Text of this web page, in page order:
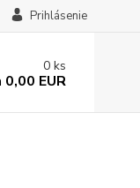
Prihlásenie
0 ks
0,00 EUR